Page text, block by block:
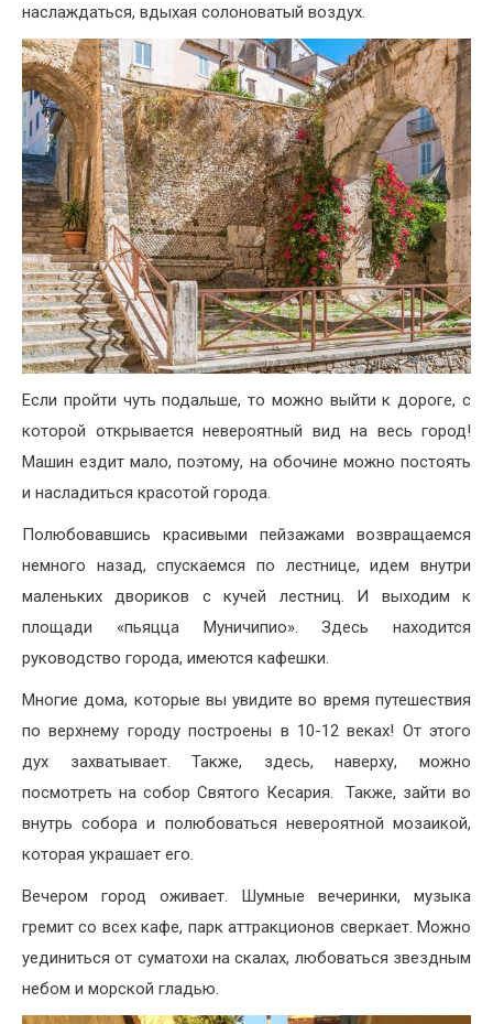
наслаждаться, вдыхая солоноватый воздух.
Если пройти чуть подальше, то можно выйти к дороге, с
которой открывается невероятный вид на весь город!
Машин ездит мало, поэтому, на обочине можно постоять
и насладиться красотой города.
Полюбовавшись красивыми пейзажами возвращаемся
немного назад, спускаемся по лестнице, идем внутри
маленьких двориков с кучей лестниц. И выходим к
площади «пьяцца Муничипио». Здесь находится
руководство города, имеются кафешки.
Многие дома, которые вы увидите во время путешествия
по верхнему городу построены в 10-12 веках! От этого
дух захватывает. Также, здесь, наверху, можно
посмотреть на собор Святого Кесария. Также, зайти во
внутрь собора и полюбоваться невероятной мозаикой,
которая украшает его.
Вечером город оживает. Шумные вечеринки, музыка
гремит со всех кафе, парк аттракционов сверкает. Можно
уединиться от суматохи на скалах, любоваться звездным
небом и морской гладью.